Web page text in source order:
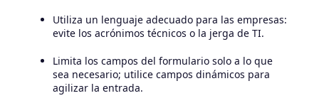
Utiliza un lenguaje adecuado para las empresas:
evite los acrónimos técnicos o la jerga de TI.
Limita los campos del formulario solo a lo que
sea necesario; utilice campos dinámicos para
agilizar la entrada.